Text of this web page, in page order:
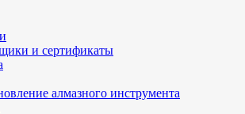
и сертификаты
алмазного инструмента